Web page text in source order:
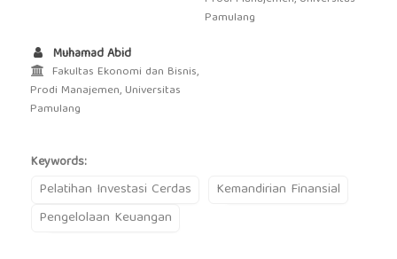
Pamulang
Muhamad Abid
Fakultas Ekonomi dan Bisnis,
Prodi Manajemen, Universitas
Pamulang
Keywords:
Pelatihan Investasi Cerdas
Kemandirian Finansial
Pengelolaan Keuangan